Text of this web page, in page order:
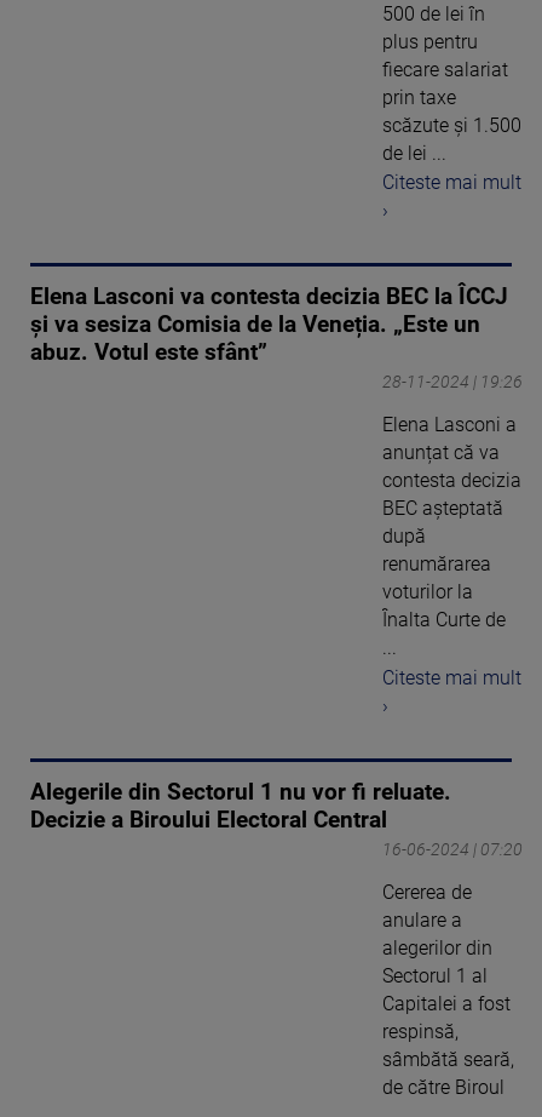
500 de lei în
plus pentru
fiecare salariat
prin taxe
scăzute și 1.500
de lei ...
Citeste mai mult
›
Elena Lasconi va contesta decizia BEC la ÎCCJ
și va sesiza Comisia de la Veneția. „Este un
abuz. Votul este sfânt”
28-11-2024 | 19:26
Elena Lasconi a
anunțat că va
contesta decizia
BEC așteptată
după
renumărarea
voturilor la
Înalta Curte de
...
Citeste mai mult
›
Alegerile din Sectorul 1 nu vor fi reluate.
Decizie a Biroului Electoral Central
16-06-2024 | 07:20
Cererea de
anulare a
alegerilor din
Sectorul 1 al
Capitalei a fost
respinsă,
sâmbătă seară,
de către Biroul